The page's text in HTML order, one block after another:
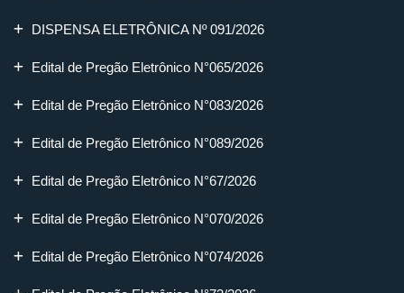
DISPENSA ELETRÔNICA Nº 091/2026
Edital de Pregão Eletrônico N°065/2026
Edital de Pregão Eletrônico N°083/2026
Edital de Pregão Eletrônico N°089/2026
Edital de Pregão Eletrônico N°67/2026
Edital de Pregão Eletrônico N°070/2026
Edital de Pregão Eletrônico N°074/2026